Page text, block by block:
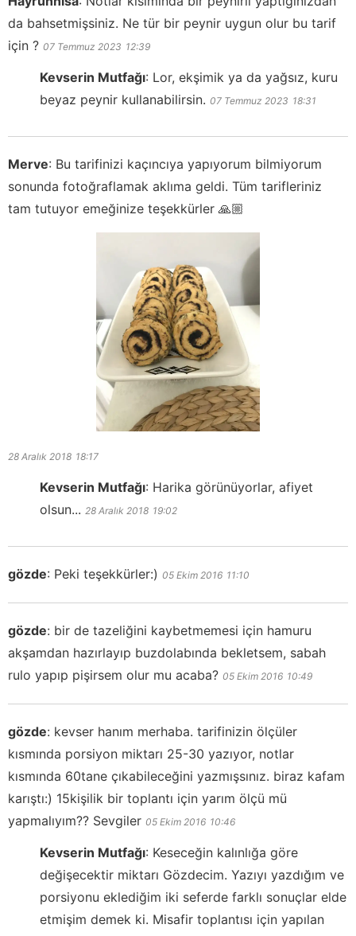
da bahsetmişsiniz. Ne tür bir peynir uygun olur bu tarif
için ? 07 Temmuz 2023 12:39
Kevserin Mutfağı: Lor, ekşimik ya da yağsız, kuru
beyaz peynir kullanabilirsin. 07 Temmuz 2023 18:31
Merve: Bu tarifinizi kaçıncıya yapıyorum bilmiyorum
sonunda fotoğraflamak aklıma geldi. Tüm tarifleriniz
tam tutuyor emeğinize teşekkürler 🙏🏼
28 Aralık 2018 18:17
Kevserin Mutfağı: Harika görünüyorlar, afiyet
olsun... 28 Aralık 2018 19:02
gözde: Peki teşekkürler:) 05 Ekim 2016 11:10
gözde: bir de tazeliğini kaybetmemesi için hamuru
akşamdan hazırlayıp buzdolabında bekletsem, sabah
rulo yapıp pişirsem olur mu acaba? 05 Ekim 2016 10:49
gözde: kevser hanım merhaba. tarifinizin ölçüler
kısmında porsiyon miktarı 25-30 yazıyor, notlar
kısmında 60tane çıkabileceğini yazmışsınız. biraz kafam
karıştı:) 15kişilik bir toplantı için yarım ölçü mü
yapmalıyım?? Sevgiler 05 Ekim 2016 10:46
Kevserin Mutfağı: Keseceğin kalınlığa göre
değişecektir miktarı Gözdecim. Yazıyı yazdığım ve
porsiyonu eklediğim iki seferde farklı sonuçlar elde
etmişim demek ki. Misafir toplantısı için yapılan